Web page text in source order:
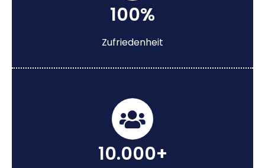
100%
Zufriedenheit
10.000+